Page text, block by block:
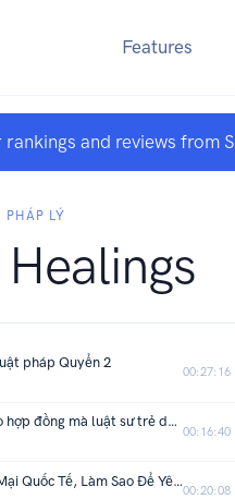
Features
and reviews from
PHÁP LÝ
pháp Quyển 2
00:27:16
50 lỗi câu chữ trong soạn thảo hợp đồng mà luật sư trẻ dễ mắc
00:16:40
#11 Soạn Hợp Đồng Thương Mại Quốc Tế, Làm Sao Để Yên Tâm Ra Biển Lớn ( Tập 3) | Dũng Pháp Lý
00:20:08